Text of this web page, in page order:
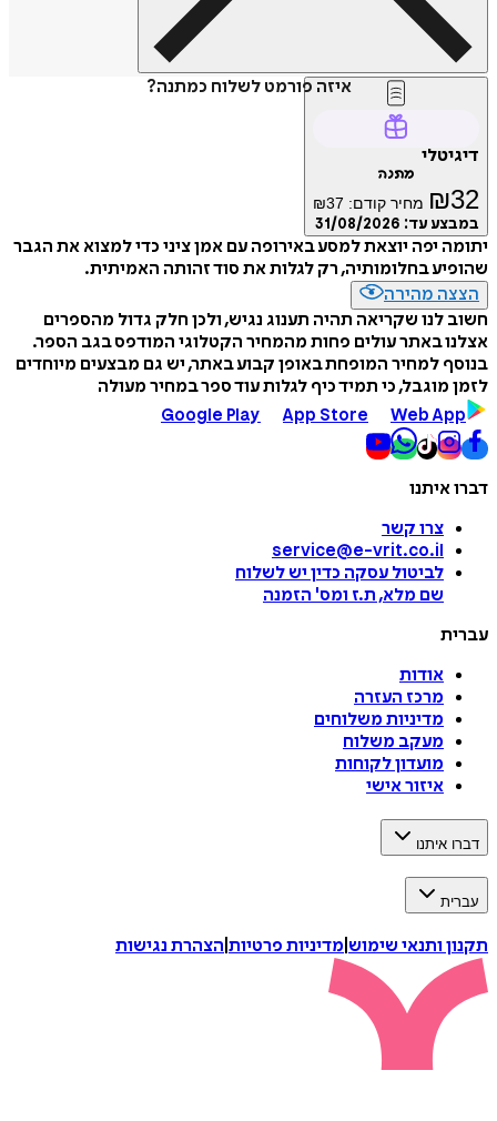
איזה פורמט לשלוח כמתנה?
דיגיטלי
מתנה
₪32 מחיר קודם: ₪37
במבצע עד: 31/08/2026
יתומה יפה יוצאת למסע באירופה עם אמן ציני כדי למצוא את הגבר
שהופיע בחלומותיה, רק לגלות את סוד זהותה האמיתית.
הצצה מהירה
חשוב לנו שקריאה תהיה תענוג נגיש, ולכן חלק גדול מהספרים
אצלנו באתר עולים פחות מהמחיר הקטלוגי המודפס בגב הספר.
בנוסף למחיר המופחת באופן קבוע באתר, יש גם מבצעים מיוחדים
לזמן מוגבל, כי תמיד כיף לגלות עוד ספר במחיר מעולה
Google Play
App Store Web App
דברו איתנו
צרו קשר
service@e-vrit.co.il
לביטול עסקה כדין יש לשלוח
שם מלא, ת.ז ומס' הזמנה
עברית
אודות
מרכז העזרה
מדיניות משלוחים
מעקב משלוח
מועדון לקוחות
איזור אישי
דברו איתנו
עברית
תקנון ותנאי שימוש מדיניות פרטיות הצהרת נגישות